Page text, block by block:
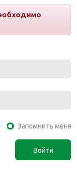
Запомнить меня